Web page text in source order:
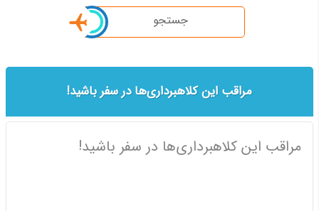
جستجو
مراقب این کلاهبرداری‌ها در سفر باشید!
مراقب این کلاهبرداری‌ها در سفر باشید!